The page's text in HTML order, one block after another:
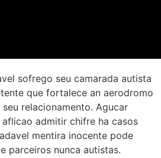
sofrego seu camarada autista
que fortalece an aerodromo
relacionamento. Agucar
admitir chifre ha casos
mentira inocente pode
parceiros nunca autistas.